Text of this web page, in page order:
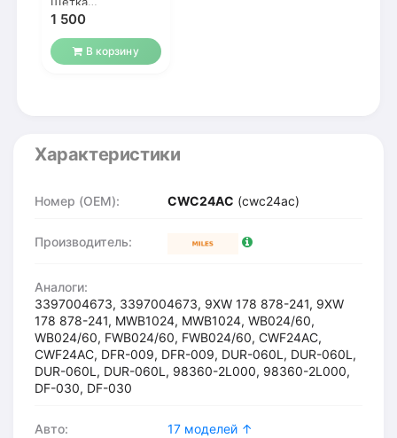
стеклоочистителя
1 500
В корзину
Характеристики
Номер (OEM): CWC24AC (cwc24ac)
Производитель:
Аналоги:
3397004673, 3397004673, 9XW 178 878-241, 9XW
178 878-241, MWB1024, MWB1024, WB024/60,
WB024/60, FWB024/60, FWB024/60, CWF24AC,
CWF24AC, DFR-009, DFR-009, DUR-060L, DUR-060L,
DUR-060L, DUR-060L, 98360-2L000, 98360-2L000,
DF-030, DF-030
Авто: 17 моделей ↑